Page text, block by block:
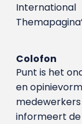
International
Colofon
Punt is het
en
medewerkers
informeert